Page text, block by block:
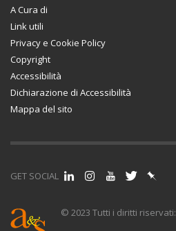
A Cura di
Link utili
Privacy e Cookie Policy
Copyright
Accessibilità
Dichiarazione di Accessibilità
Mappa del sito
GET SOCIAL
© 2023 Tutti i diritti riservati: